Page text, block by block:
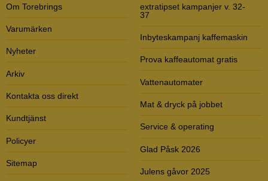
Om Torebrings
Varumärken
Nyheter
Arkiv
Kontakta oss direkt
Kundtjänst
Policyer
Sitemap
extratipset kampanjer v. 32-
37
Inbyteskampanj kaffemaskin
Prova kaffeautomat gratis
Vattenautomater
Mat & dryck på jobbet
Service & operating
Glad Påsk 2026
Julens gåvor 2025